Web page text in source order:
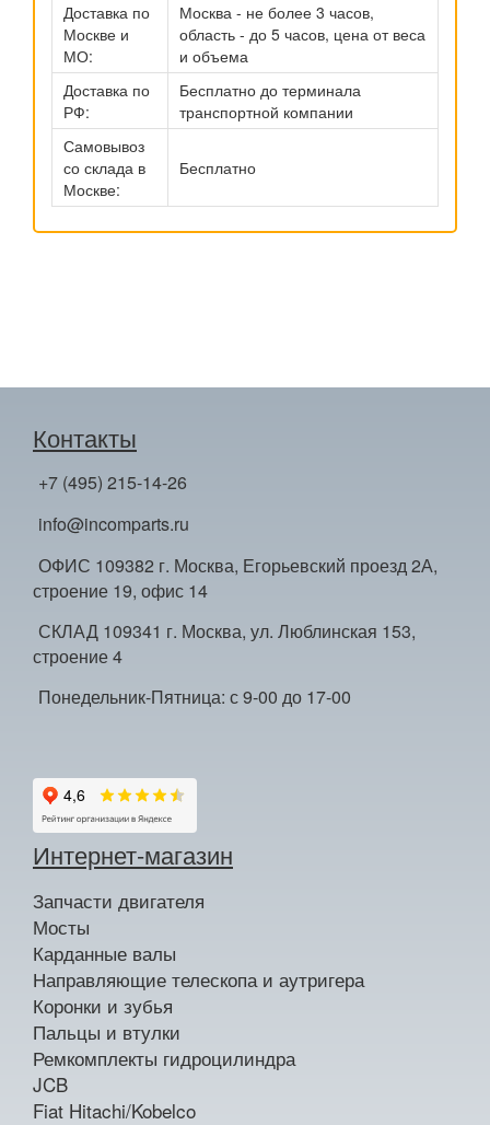
Доставка по
Москве и
МО:
Москва - не более 3 часов,
область - до 5 часов, цена от веса
и объема
Доставка по
РФ:
Бесплатно до терминала
транспортной компании
Самовывоз
со склада в
Москве:
Бесплатно
Контакты
+7 (495) 215-14-26
info@incomparts.ru
ОФИС 109382 г. Москва, Егорьевский проезд 2А,
строение 19, офис 14
СКЛАД 109341 г. Москва, ул. Люблинская 153,
строение 4
Понедельник-Пятница: с 9-00 до 17-00
Интернет-магазин
Запчасти двигателя
Мосты
Карданные валы
Направляющие телескопа и аутригера
Коронки и зубья
Пальцы и втулки
Ремкомплекты гидроцилиндра
JCB
Fiat Hitachi/Kobelco